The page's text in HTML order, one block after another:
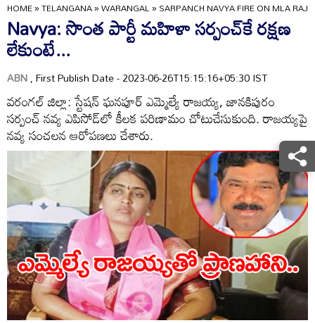
HOME»TELANGANA»WARANGAL»SARPANCH NAVYA FIRE ON MLA
Navya: సొంత పార్టీ మహిళా సర్పంచ్‌కే ‌రక్షణ
లేకుంటే...
ABN, First Publish Date - 2023-06-26T15:15:16+05:30 IST
వరంగల్ జిల్లా: స్టేషన్ ఘనపూర్ ఎమ్మెల్యే రాజయ్య, జానకిపురం
సర్పంచ్ నవ్య ఎపిసోడ్⁬లో కీలక పరిణామం చోటుచేసుకుంది. రాజయ్యపై
నవ్య సంచలన ఆరోపణలు చేశారు.